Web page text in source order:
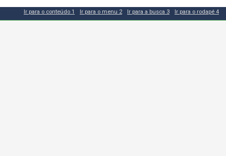
Ir para o conteúdo 1 Ir para o menu 2 Ir para a busca 3 Ir para o rodapé 4